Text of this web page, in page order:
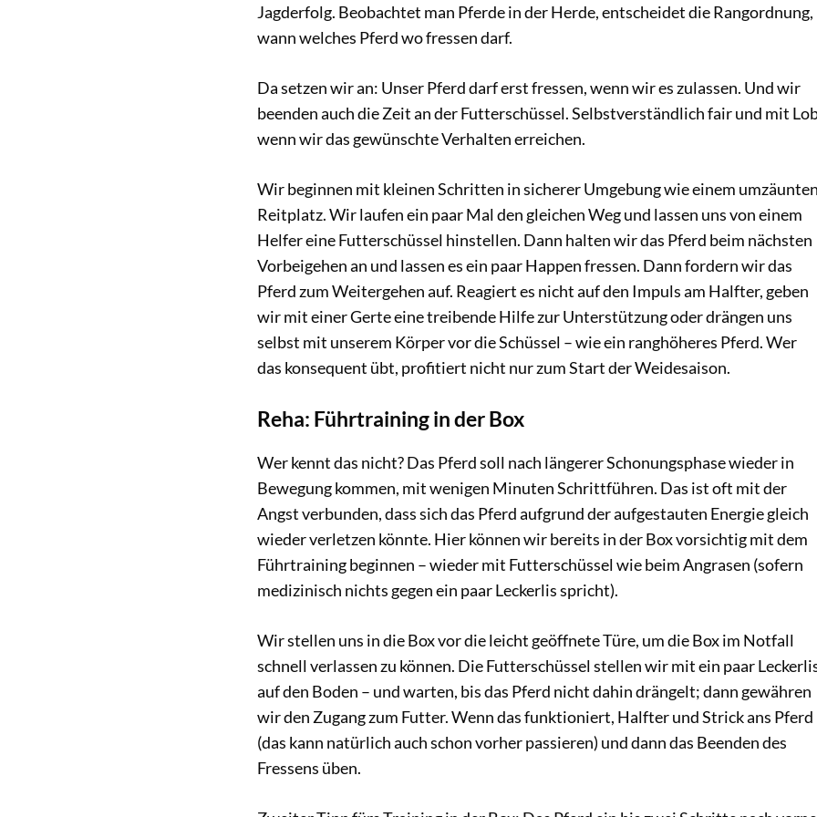
Jagderfolg. Beobachtet man Pferde in der Herde, entscheidet die Rangordnung,
wann welches Pferd wo fressen darf.
Da setzen wir an: Unser Pferd darf erst fressen, wenn wir es zulassen. Und wir
beenden auch die Zeit an der Futterschüssel. Selbstverständlich fair und mit
wenn wir das gewünschte Verhalten erreichen.
Wir beginnen mit kleinen Schritten in sicherer Umgebung wie einem
Reitplatz. Wir laufen ein paar Mal den gleichen Weg und lassen uns von einem
Helfer eine Futterschüssel hinstellen. Dann halten wir das Pferd beim nächsten
Vorbeigehen an und lassen es ein paar Happen fressen. Dann fordern wir das
Pferd zum Weitergehen auf. Reagiert es nicht auf den Impuls am Halfter, geben
wir mit einer Gerte eine treibende Hilfe zur Unterstützung oder drängen uns
selbst mit unserem Körper vor die Schüssel – wie ein ranghöheres Pferd. Wer
das konsequent übt, profitiert nicht nur zum Start der Weidesaison.
Reha: Führtraining in der Box
Wer kennt das nicht? Das Pferd soll nach längerer Schonungsphase wieder in
Bewegung kommen, mit wenigen Minuten Schrittführen. Das ist oft mit der
Angst verbunden, dass sich das Pferd aufgrund der aufgestauten Energie gleich
wieder verletzen könnte. Hier können wir bereits in der Box vorsichtig mit dem
Führtraining beginnen – wieder mit Futterschüssel wie beim Angrasen (sofern
medizinisch nichts gegen ein paar Leckerlis spricht).
Wir stellen uns in die Box vor die leicht geöffnete Türe, um die Box im Notfall
schnell verlassen zu können. Die Futterschüssel stellen wir mit ein paar
auf den Boden – und warten, bis das Pferd nicht dahin drängelt; dann gewähren
wir den Zugang zum Futter. Wenn das funktioniert, Halfter und Strick ans Pferd
(das kann natürlich auch schon vorher passieren) und dann das Beenden des
Fressens üben.